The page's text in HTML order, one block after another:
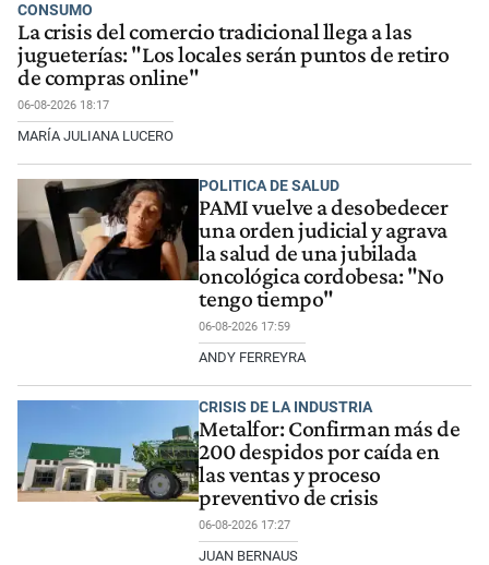
CONSUMO
La crisis del comercio tradicional llega a las
jugueterías: "Los locales serán puntos de retiro
de compras online"
06-08-2026 18:17
MARÍA JULIANA LUCERO
POLITICA DE SALUD
PAMI vuelve a desobedecer
una orden judicial y agrava
la salud de una jubilada
oncológica cordobesa: "No
tengo tiempo"
06-08-2026 17:59
ANDY FERREYRA
CRISIS DE LA INDUSTRIA
Metalfor: Confirman más de
200 despidos por caída en
las ventas y proceso
preventivo de crisis
06-08-2026 17:27
JUAN BERNAUS